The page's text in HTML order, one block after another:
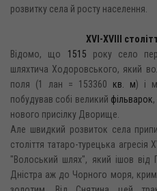
розвитку села й росту населення.
XVI-XVIII
Відомо, що 1515 року село
шляхтича Ходоровського, який
поля (1 лан = 153360 кв. м) і
побудував собі великий фільварок
нового присілку Дворище.
Але швидкий розвиток села
століття татаро-турецька агресія
"Волоський шлях", який ішов від
Дністра аж до Чорного моря,